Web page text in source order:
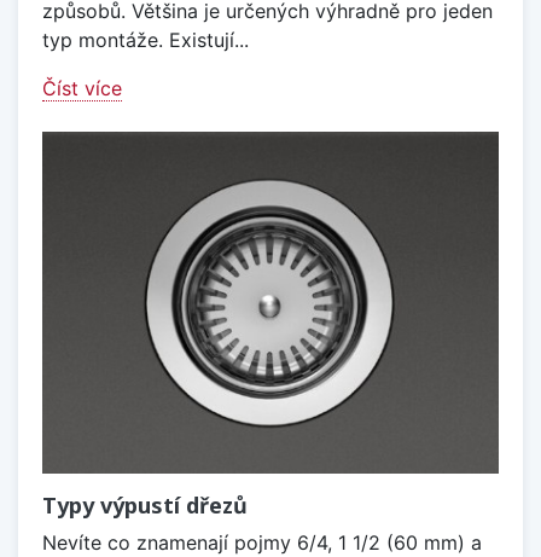
způsobů. Většina je určených výhradně pro jeden
typ montáže. Existují...
Číst více
Typy výpustí dřezů
Nevíte co znamenají pojmy 6/4, 1 1/2 (60 mm) a